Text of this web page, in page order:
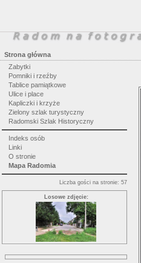
Strona główna
Zabytki
Pomniki i rzeźby
Tablice pamiątkowe
Ulice i place
Kapliczki i krzyże
Zielony szlak turystyczny
Radomski Szlak Historyczny
Indeks osób
Linki
O stronie
Mapa Radomia
Liczba gości na stronie: 57
Losowe zdjęcie: